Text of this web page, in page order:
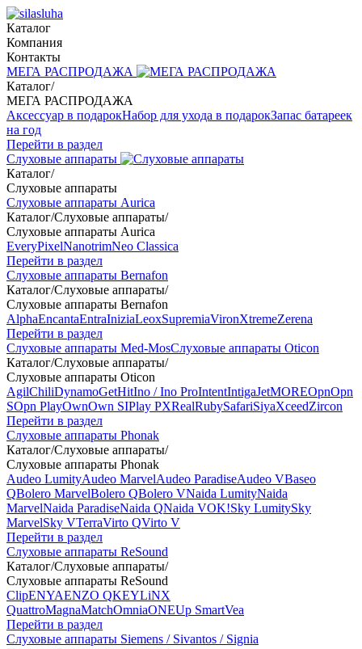
Каталог
Компания
Контакты
МЕГА РАСПРОДАЖА
Каталог/
МЕГА РАСПРОДАЖА
Аксессуар в подарокНабор для ухода в подарокЗапас батареек
на год
Перейти в раздел
Слуховые аппараты
Каталог/
Слуховые аппараты
Слуховые аппараты Aurica
Каталог/Слуховые аппараты/
Слуховые аппараты Aurica
EveryPixelNanotrimNeo Classica
Перейти в раздел
Слуховые аппараты Bernafon
Каталог/Слуховые аппараты/
Слуховые аппараты Bernafon
AlphaEncantaEntraIniziaLeoxSupremiaVironXtremeZerena
Перейти в раздел
Слуховые аппараты Med-MosСлуховые аппараты Oticon
Каталог/Слуховые аппараты/
Слуховые аппараты Oticon
AgilChiliDynamoGetHitIno / Ino ProIntentIntigaJetMOREOpnOpn
SOpn PlayOwnOwn SIPlay PXRealRubySafariSiyaXceedZircon
Перейти в раздел
Слуховые аппараты Phonak
Каталог/Слуховые аппараты/
Слуховые аппараты Phonak
Audeo LumityAudeo MarvelAudeo ParadiseAudeo VBaseo
QBolero MarvelBolero QBolero VNaida LumityNaida
MarvelNaida ParadiseNaida QNaida VOK!Sky LumitySky
MarvelSky VTerraVirto QVirto V
Перейти в раздел
Слуховые аппараты ReSound
Каталог/Слуховые аппараты/
Слуховые аппараты ReSound
ClipENYAENZO QKEYLiNX
QuattroMagnaMatchOmniaONEUp SmartVea
Перейти в раздел
Слуховые аппараты Siemens / Sivantos / Signia